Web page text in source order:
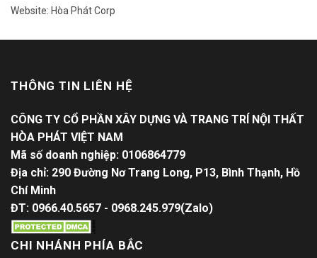
Website: Hòa Phát Corp
THÔNG TIN LIÊN HỆ
CÔNG TY CỔ PHẦN XÂY DỰNG VÀ TRANG TRÍ NỘI THẤT
HÒA PHÁT VIỆT NAM
Mã số doanh nghiệp: 0106864779
Địa chỉ: 290 Đường Nơ Trang Long, P13, Bình Thạnh, Hồ
Chí Minh
ĐT: 0966.40.5657 - 0968.245.979(Zalo)
CHI NHÁNH PHÍA BẮC